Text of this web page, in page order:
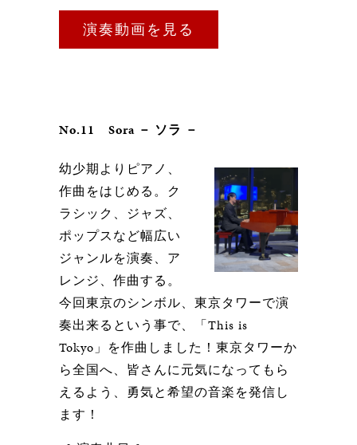
演奏動画を見る
No.11 Sora － ソラ －
幼少期よりピアノ、
作曲をはじめる。ク
ラシック、ジャズ、
ポップスなど幅広い
ジャンルを演奏、ア
レンジ、作曲する。
今回東京のシンボル、東京タワーで演
奏出来るという事で、「This is
Tokyo」を作曲しました！東京タワーか
ら全国へ、皆さんに元気になってもら
えるよう、勇気と希望の音楽を発信し
ます！